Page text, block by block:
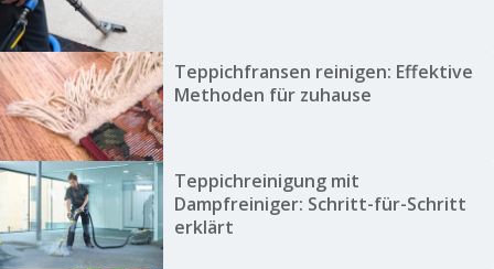
Teppichfransen reinigen: Effektive
Methoden für zuhause
Teppichreinigung mit
Dampfreiniger: Schritt-für-Schritt
erklärt